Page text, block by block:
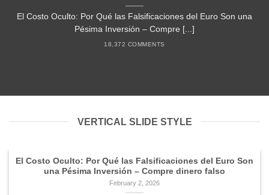
El Costo Oculto: Por Qué las Falsificaciones del Euro Son una
Pésima Inversión – Compre [...]
18,372 COMMENTS
VERTICAL SLIDE STYLE
El Costo Oculto: Por Qué las Falsificaciones del Euro Son
una Pésima Inversión – Compre dinero falso
February 2, 2026